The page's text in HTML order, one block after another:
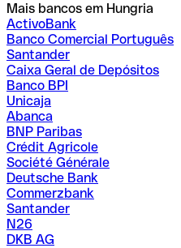
Mais bancos em Hungria
ActivoBank
Banco Comercial Português
Santander
Caixa Geral de Depósitos
Banco BPI
Unicaja
Abanca
BNP Paribas
Crédit Agricole
Société Générale
Deutsche Bank
Commerzbank
Santander
N26
DKB AG